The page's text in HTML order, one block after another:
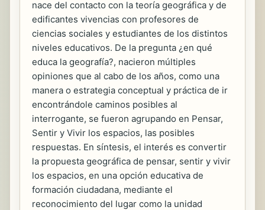
nace del contacto con la teoría geográfica y de
edificantes vivencias con profesores de
ciencias sociales y estudiantes de los distintos
niveles educativos. De la pregunta ¿en qué
educa la geografía?, nacieron múltiples
opiniones que al cabo de los años, como una
manera o estrategia conceptual y práctica de ir
encontrándole caminos posibles al
interrogante, se fueron agrupando en Pensar,
Sentir y Vivir los espacios, las posibles
respuestas. En síntesis, el interés es convertir
la propuesta geográfica de pensar, sentir y vivir
los espacios, en una opción educativa de
formación ciudadana, mediante el
reconocimiento del lugar como la unidad